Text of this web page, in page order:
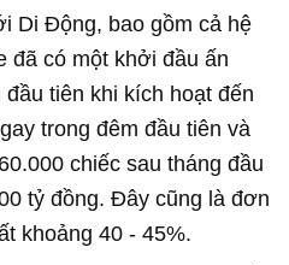
Di Động, bao gồm cả hệ
đã có một khởi đầu ấn
tiên khi kích hoạt đến
trong đêm đầu tiên và
chiếc sau tháng đầu
tỷ đồng. Đây cũng là đơn
khoảng 40 - 45%.